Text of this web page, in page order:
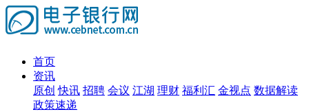
首页
资讯
原创 快讯 招聘 会议 江湖 理财 福利汇 金视点 数据解读
政策速递